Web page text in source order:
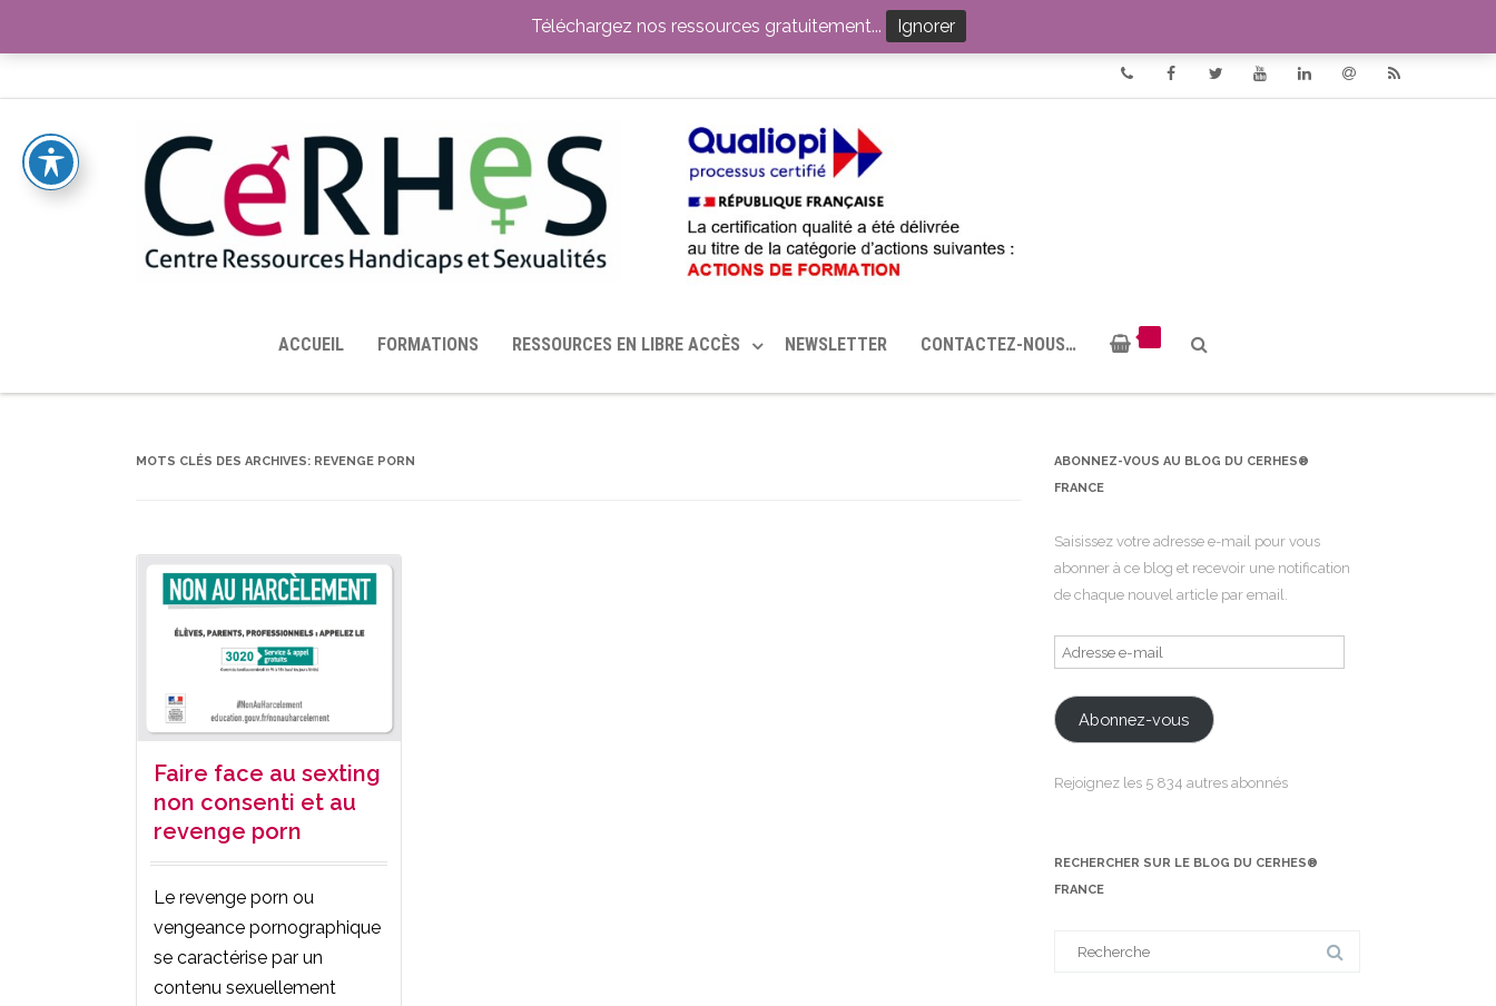
TOUTES LES RESSOURCES MISES À DISPOSITION PAR LE CERHES® FRANCE OUTILS EN SANTÉ SEXUELLE
ACCUEIL FORMATIONS RESSOURCES EN LIBRE ACCÈS NEWSLETTER CONTACTEZ-NOUS…
MOTS CLÉS DES ARCHIVES: REVENGE PORN
Faire face au sexting
non consenti et au
revenge porn
Le revenge porn ou
vengeance pornographique
se caractérise par un
contenu sexuellement
ABONNEZ-VOUS AU BLOG DU CERHES®
FRANCE
Saisissez votre adresse e-mail pour vous
abonner à ce blog et recevoir une notification
de chaque nouvel article par email.
Adresse
e-
mail
Abonnez-vous
Rejoignez les 5 834 autres abonnés
RECHERCHER SUR LE BLOG DU CERHES®
FRANCE
Téléchargez nos ressources gratuitement... Ignorer